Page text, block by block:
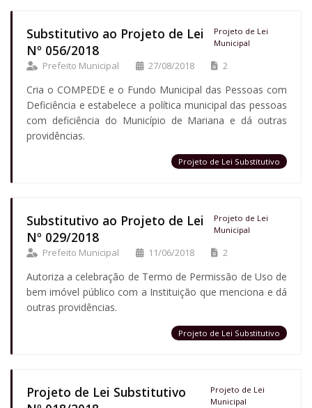
Substitutivo ao Projeto de Lei
Nº 056/2018
Projeto de Lei
Municipal
Prefeito Municipal 27/08/2018 2
Cria o COMPEDE e o Fundo Municipal das Pessoas com
Deficiência e estabelece a política municipal das pessoas
com deficiência do Município de Mariana e dá outras
providências.
Projeto de Lei Substitutivo
Substitutivo ao Projeto de Lei
Nº 029/2018
Projeto de Lei
Municipal
Prefeito Municipal 11/06/2018 2
Autoriza a celebração de Termo de Permissão de Uso de
bem imóvel público com a Instituição que menciona e dá
outras providências.
Projeto de Lei Substitutivo
Projeto de Lei Substitutivo
Projeto de Lei
Municipal